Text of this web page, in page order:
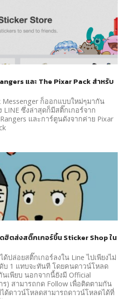
และ The Pixar Pack สำหรับ
Messenger ก็ออกแบบใหม่ๆมากัน
LINE ซึ่งล่าสุดก็มีสติ๊กเกอร์จาก
และการ์ตูนดังจากค่าย Pixar
ฮิตส่งสติ๊กเกอร์ขึ้น Sticker Shop ใน
ปล่อยสติ๊กเกอร์ลงใน Line ไปเพียงไม่
1 แทบจะทันที โดยคนดาวน์โหลด
เพียบ นอกจากนี้ยังมี Official
) สามารถกด Follow เพื่อติดตามกัน
ด้ดาวน์โหลดสามารถดาวน์โหลดได้ที่